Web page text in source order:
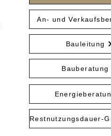
An- und
Bauleitung
Bauberatung